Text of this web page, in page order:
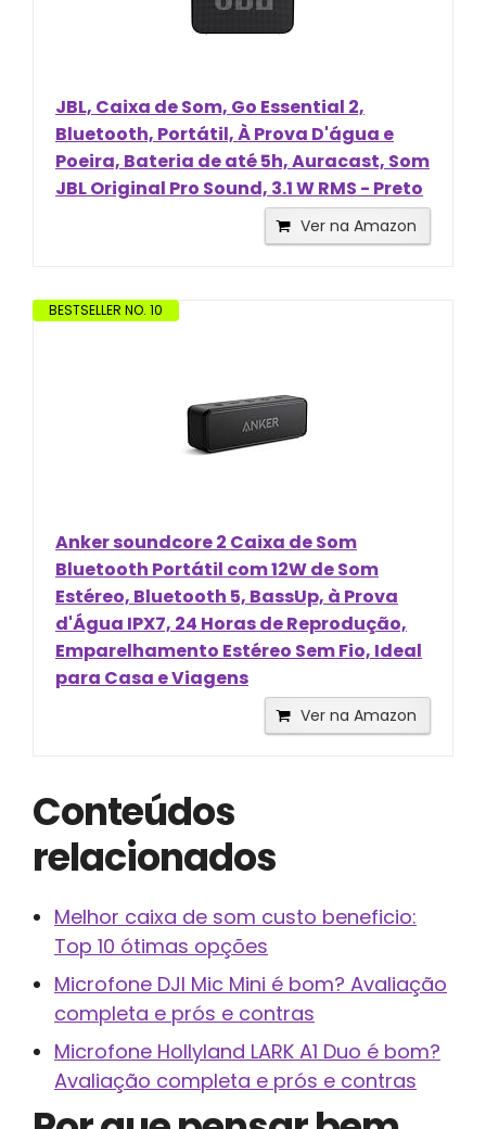
JBL, Caixa de Som, Go Essential 2,
Bluetooth, Portátil, À Prova D'água e
Poeira, Bateria de até 5h, Auracast, Som
JBL Original Pro Sound, 3.1 W RMS - Preto
Ver na Amazon
BESTSELLER NO. 10
Anker soundcore 2 Caixa de Som
Bluetooth Portátil com 12W de Som
Estéreo, Bluetooth 5, BassUp, à Prova
d'Água IPX7, 24 Horas de Reprodução,
Emparelhamento Estéreo Sem Fio, Ideal
para Casa e Viagens
Ver na Amazon
Conteúdos
relacionados
Melhor caixa de som custo beneficio:
Top 10 ótimas opções
Microfone DJI Mic Mini é bom? Avaliação
completa e prós e contras
Microfone Hollyland LARK A1 Duo é bom?
Avaliação completa e prós e contras